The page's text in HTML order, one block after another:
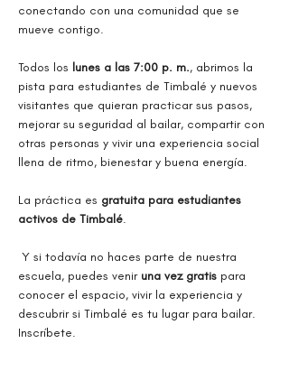
conectando con una comunidad que se
mueve contigo.
Todos los lunes a las 7:00 p. m., abrimos la
pista para estudiantes de Timbalé y nuevos
visitantes que quieran practicar sus pasos,
mejorar su seguridad al bailar, compartir con
otras personas y vivir una experiencia social
llena de ritmo, bienestar y buena energía.
La práctica es gratuita para estudiantes
activos de Timbalé.
escuela, puedes venir una vez gratis para
conocer el espacio, vivir la experiencia y
descubrir si Timbalé es tu lugar para bailar.
Inscríbete.